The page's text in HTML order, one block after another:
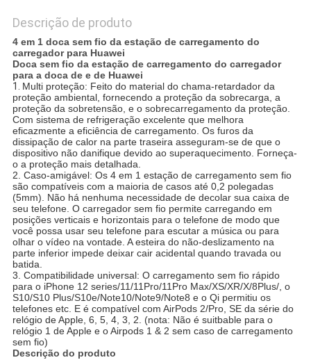
Descrição de produto
4 em 1 doca sem fio da estação de carregamento do
carregador para Huawei
Doca sem fio da estação de carregamento do carregador
para a doca de e de Huawei
1. Multi proteção: Feito do material do chama-retardador da
proteção ambiental, fornecendo a proteção da sobrecarga, a
proteção da sobretensão, e o sobrecarregamento da proteção.
Com sistema de refrigeração excelente que melhora
eficazmente a eficiência de carregamento. Os furos da
dissipação de calor na parte traseira asseguram-se de que o
dispositivo não danifique devido ao superaquecimento. Forneça-
o a proteção mais detalhada.
2. Caso-amigável: Os 4 em 1 estação de carregamento sem fio
são compatíveis com a maioria de casos até 0,2 polegadas
(5mm). Não há nenhuma necessidade de decolar sua caixa de
seu telefone. O carregador sem fio permite carregando em
posições verticais e horizontais para o telefone de modo que
você possa usar seu telefone para escutar a música ou para
olhar o vídeo na vontade. A esteira do não-deslizamento na
parte inferior impede deixar cair acidental quando travada ou
batida.
3. Compatibilidade universal: O carregamento sem fio rápido
para o iPhone 12 series/11/11Pro/11Pro Max/XS/XR/X/8Plus/, o
S10/S10 Plus/S10e/Note10/Note9/Note8 e o Qi permitiu os
telefones etc. E é compatível com AirPods 2/Pro, SE da série do
relógio de Apple, 6, 5, 4, 3, 2. (nota: Não é suitbable para o
relógio 1 de Apple e o Airpods 1 & 2 sem caso de carregamento
sem fio)
Descrição do produto